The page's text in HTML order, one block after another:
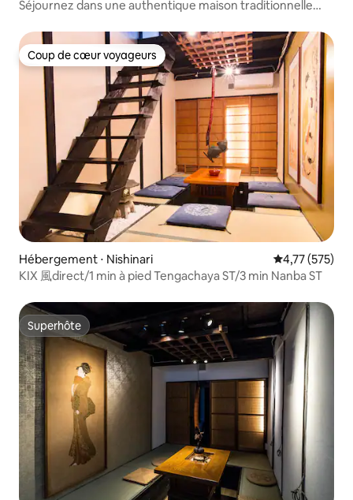
Séjournez dans une authentique maison traditionnelle
Coup de cœur voyageurs
Coup de cœur voyageurs
Hébergement ⋅ Nishinari Évaluation
4,77 (575)
KIX 風direct/1 min à pied Tengachaya ST/3 min Nanba ST
Superhôte
Superhôte